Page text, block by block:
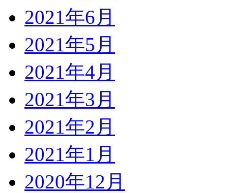
2021年6月
2021年5月
2021年4月
2021年3月
2021年2月
2021年1月
2020年12月